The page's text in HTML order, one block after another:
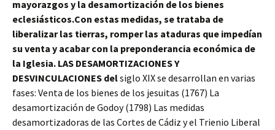
mayorazgos y la desamortización de los bienes
eclesiásticos.Con estas medidas, se trataba de
liberalizar las tierras, romper las ataduras que impedían
su venta y acabar con la preponderancia económica de
la Iglesia. LAS DESAMORTIZACIONES Y
DESVINCULACIONES delsiglo XIX se desarrollan en varias
fases: Venta de los bienes de los jesuitas (1767) La
desamortización de Godoy (1798) Las medidas
desamortizadoras de las Cortes de Cádiz y el Trienio Liberal